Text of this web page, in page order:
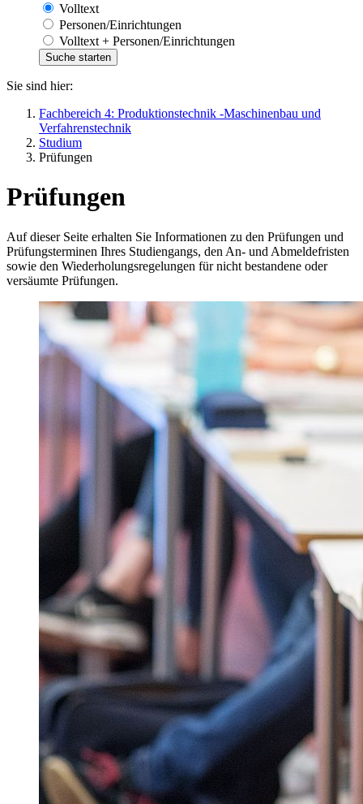
Volltext
Personen/Einrichtungen
Volltext + Personen/Einrichtungen
Sie sind hier:
Fachbereich 4: Produktionstechnik -Maschinenbau und
Verfahrenstechnik
Studium
Prüfungen
Prüfungen
Auf dieser Seite erhalten Sie Informationen zu den Prüfungen und
Prüfungsterminen Ihres Studiengangs, den An- und Abmeldefristen
sowie den Wiederholungsregelungen für nicht bestandene oder
versäumte Prüfungen.